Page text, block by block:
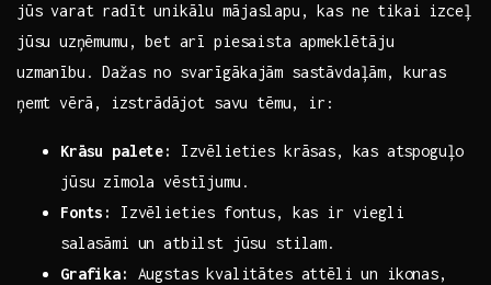
jūs varat radīt ‍unikālu mājaslapu, kas ne tikai izceļ
⁢jūsu ⁣uzņēmumu, bet arī piesaista‌ apmeklētāju
uzmanību. Dažas no svarīgākajām sastāvdaļām, kuras
⁤ņemt⁤ vērā,⁣ izstrādājot savu tēmu, ir:
Krāsu palete:
Izvēlieties krāsas, kas⁢ atspoguļo
jūsu zīmola‍ vēstījumu.
Fonts:
Izvēlieties fontus, kas ir viegli
salasāmi un atbilst jūsu stilam.
Grafika:
Augstas kvalitātes attēli un ikonas,